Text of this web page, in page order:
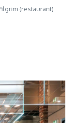
(restaurant)